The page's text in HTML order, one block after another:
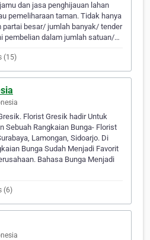
dan jasa penghijauan lahan
pemeliharaan taman. Tidak hanya
partai besar/ jumlah banyak/ tender
pembelian dalam jumlah satuan/…
(15)
Florist Gresik hadir Untuk
Sebuah Rangkaian Bunga- Florist
Lamongan, Sidoarjo. Di
Bunga Sudah Menjadi Favorit
Bahasa Bunga Menjadi
(6)